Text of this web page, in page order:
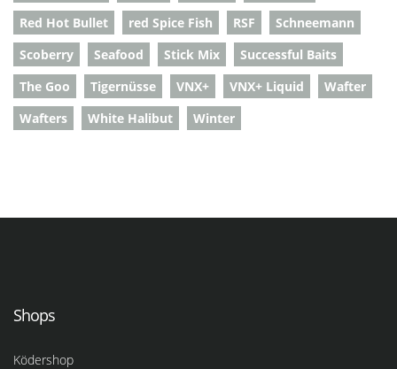
Red Hot Bullet
red Spice Fish RSF
Schneemann
Scoberry
Seafood Stick Mix
Successful Baits
The Goo
Tigernüsse VNX+ VNX+ Liquid
Wafter
Wafters
White Halibut Winter
Shops
Ködershop